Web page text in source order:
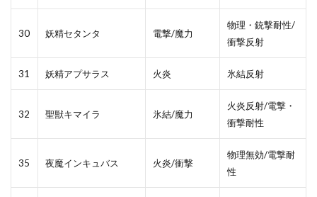
30 妖精セタンタ 電撃/魔力
物理・銃撃耐性/
衝撃反射
31 妖精アプサラス 火炎 氷結反射
32 聖獣キマイラ 氷結/魔力
火炎反射/電撃・
衝撃耐性
35 夜魔インキュバス 火炎/衝撃
物理無効/電撃耐
性